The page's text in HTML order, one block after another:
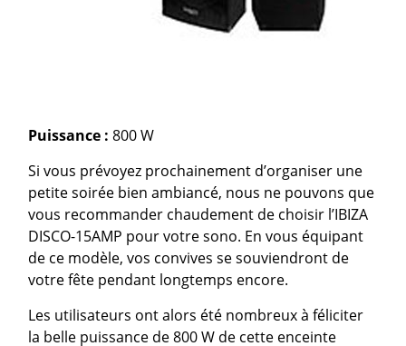
Puissance : 800 W
Si vous prévoyez prochainement d’organiser une
petite soirée bien ambiancé, nous ne pouvons que
vous recommander chaudement de choisir l’IBIZA
DISCO-15AMP pour votre sono. En vous équipant
de ce modèle, vos convives se souviendront de
votre fête pendant longtemps encore.
Les utilisateurs ont alors été nombreux à féliciter
la belle puissance de 800 W de cette enceinte